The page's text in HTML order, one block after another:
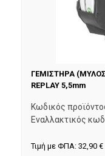
ΓΕΜΙΣΤΗΡΑ
REPLAY 5,5mm
Κωδικός
Εναλλακτικός
Τιμή με ΦΠΑ: 32,90 €